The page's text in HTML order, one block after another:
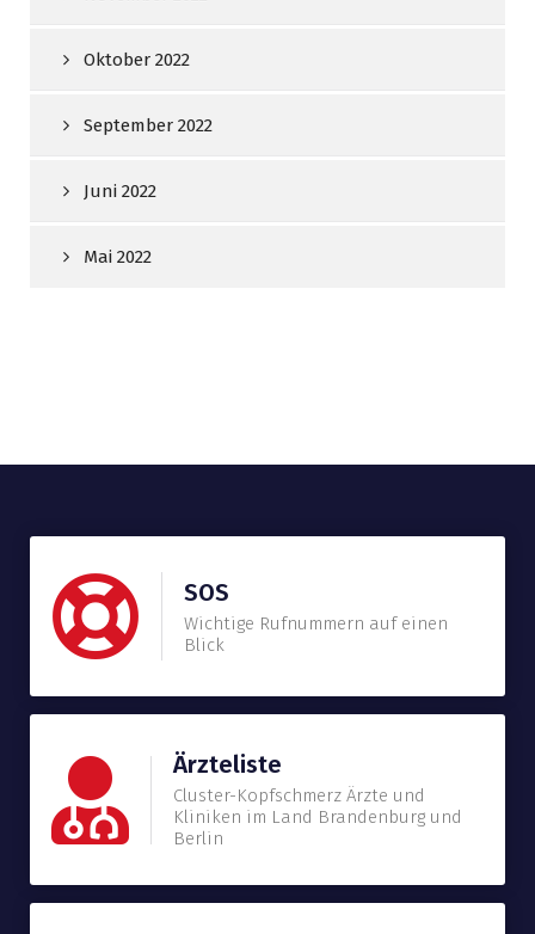
Oktober 2022
September 2022
Juni 2022
Mai 2022
SOS
Wichtige Rufnummern auf einen
Blick
Ärzteliste
Cluster-Kopfschmerz Ärzte und
Kliniken im Land Brandenburg und
Berlin